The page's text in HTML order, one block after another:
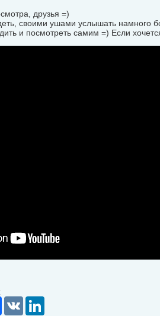
друзья =)
своими ушами услышать намного
и посмотреть самим =) Если
Facebook
VK